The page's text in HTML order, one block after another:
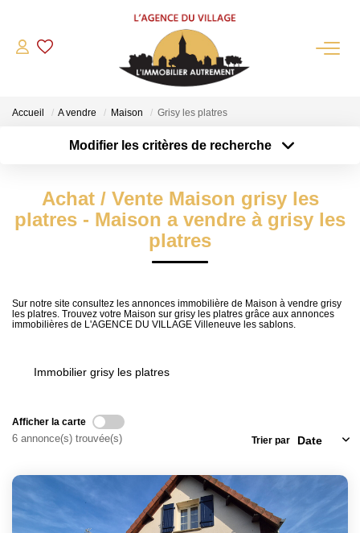
QUI SOMMES-NOUS?
L'agence
Notre Équipe
Nos Partenaires
NOS ACTUALITÉS
Maisons Anciennes
Locaux Commerciaux
Fonds De Commerce
Acheter
Accueil A vendre Maison Grisy les platres
Modifier les critères de recherche
Sélectionnez...
Type de bien
Surface min
Achat / Vente Maison grisy les
platres - Maison a vendre à grisy les
platres
Sur notre site consultez les annonces immobilière de Maison à vendre grisy
les platres. Trouvez votre Maison sur grisy les platres grâce aux annonces
immobilières de L'AGENCE DU VILLAGE Villeneuve les sablons.
Immobilier grisy les platres
Afficher la carte
6 annonce(s) trouvée(s) Trier par